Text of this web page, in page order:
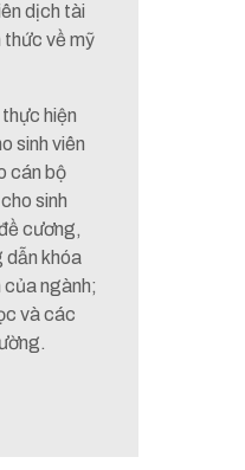
dịch tài
thức về mỹ
hiện
sinh viên
cán bộ
sinh
cương,
dẫn khóa
của ngành;
và các